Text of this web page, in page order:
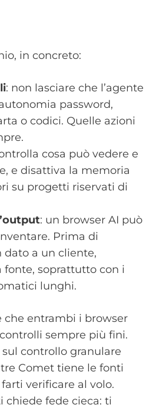
in concreto:
: non lasciare che l’agente
password,
o codici. Quelle azioni
cosa può vedere e
e disattiva la memoria
su progetti riservati di
: un browser AI può
Prima di
dato a un cliente,
fonte, soprattutto con i
lunghi.
che entrambi i browser
sempre più fini.
controllo granulare
Comet tiene le fonti
verificare al volo.
chiede fede cieca: ti